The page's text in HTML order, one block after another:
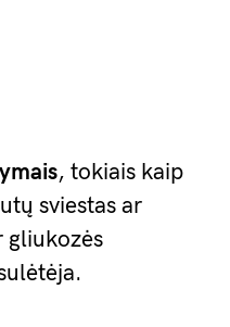
, tokiais kaip
sviestas ar
gliukozės